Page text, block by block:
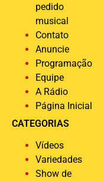
pedido
musical
Contato
Anuncie
Programação
Equipe
A Rádio
Página Inicial
CATEGORIAS
Vídeos
Variedades
Show de